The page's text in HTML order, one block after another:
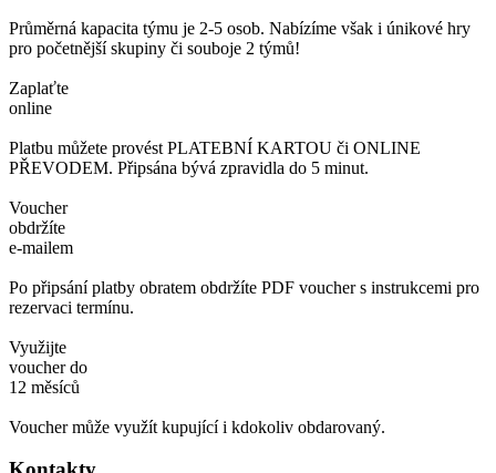
Průměrná kapacita týmu je 2-5 osob. Nabízíme však i únikové hry
pro početnější skupiny či souboje 2 týmů!
Zaplaťte
online
Platbu můžete provést PLATEBNÍ KARTOU či ONLINE
PŘEVODEM. Připsána bývá zpravidla do 5 minut.
Voucher
obdržíte
e-mailem
Po připsání platby obratem obdržíte PDF voucher s instrukcemi pro
rezervaci termínu.
Využijte
voucher do
12 měsíců
Voucher může využít kupující i kdokoliv obdarovaný.